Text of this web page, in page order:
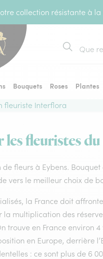
collection résistante à
Rechercher
Bouquets Roses Plantes
fleuriste Interflora
fleuristes
fleurs à Eybens.
vers le meilleur choix de
la France doit
multiplication des
trouve en France environ
en Europe, derrière
: ce sont plus de 6